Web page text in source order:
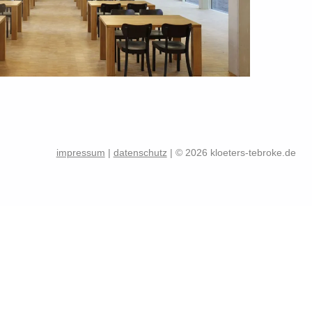
impressum | datenschutz | © 2026 kloeters-tebroke.de